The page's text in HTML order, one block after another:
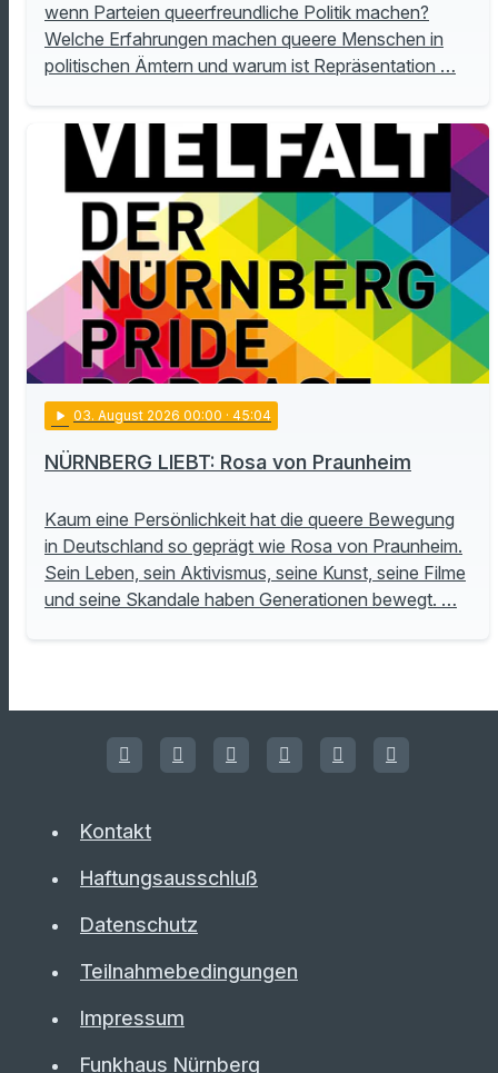
wenn Parteien queerfreundliche Politik machen?
Welche Erfahrungen machen queere Menschen in
politischen Ämtern und warum ist Repräsentation …
play_arrow 03. August 2026 00:00 · 45:04
NÜRNBERG LIEBT: Rosa von Praunheim
Kaum eine Persönlichkeit hat die queere Bewegung
in Deutschland so geprägt wie Rosa von Praunheim.
Sein Leben, sein Aktivismus, seine Kunst, seine Filme
und seine Skandale haben Generationen bewegt. …
Kontakt
Haftungsausschluß
Datenschutz
Teilnahmebedingungen
Impressum
Funkhaus Nürnberg